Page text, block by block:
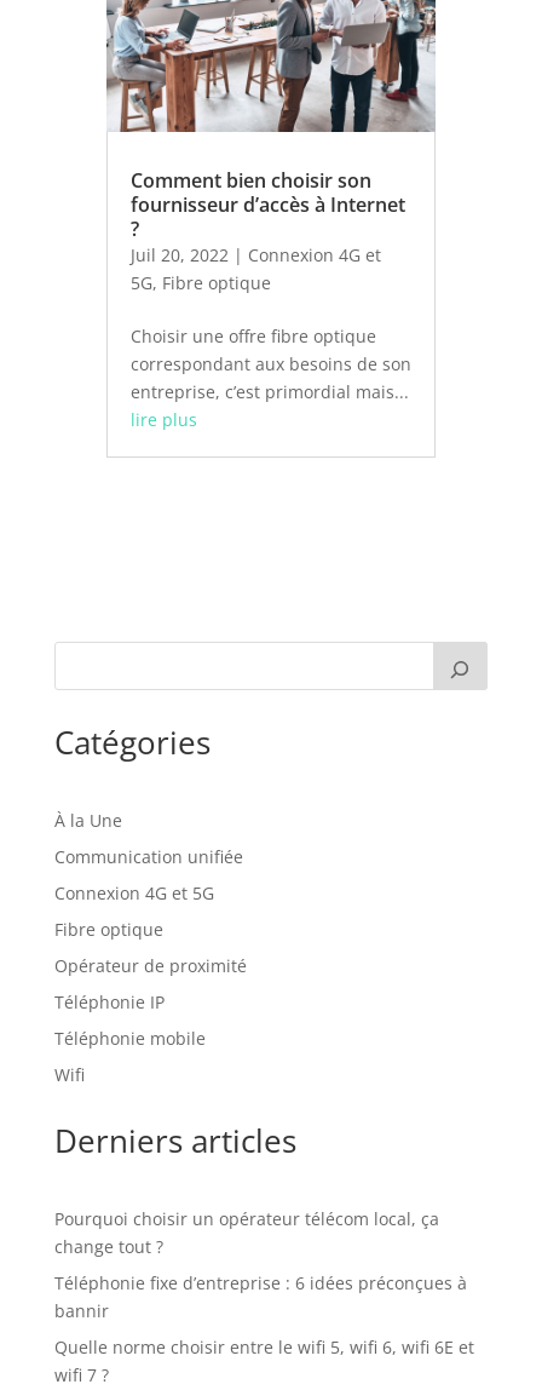
Comment bien choisir son
fournisseur d’accès à Internet
?
Juil 20, 2022| Connexion 4G et
5G, Fibre optique
Choisir une offre fibre optique
correspondant aux besoins de son
entreprise, c’est primordial mais...
lire plus
Catégories
À la Une
Communication unifiée
Connexion 4G et 5G
Fibre optique
Opérateur de proximité
Téléphonie IP
Téléphonie mobile
Wifi
Derniers articles
Pourquoi choisir un opérateur télécom local, ça
change tout ?
Téléphonie fixe d’entreprise : 6 idées préconçues à
bannir
Quelle norme choisir entre le wifi 5, wifi 6, wifi 6E et
wifi 7 ?